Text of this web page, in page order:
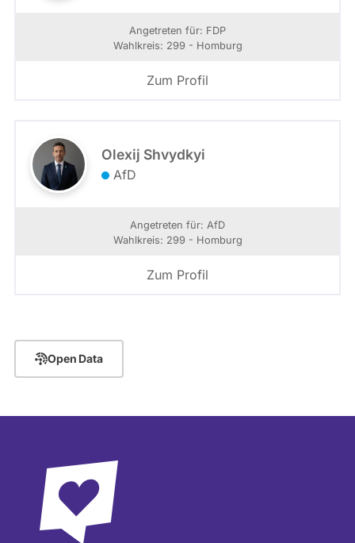
Angetreten für: FDP
Wahlkreis: 299 - Homburg
Zum Profil
Olexij Shvydkyi
AfD
Angetreten für: AfD
Wahlkreis: 299 - Homburg
Zum Profil
Open Data